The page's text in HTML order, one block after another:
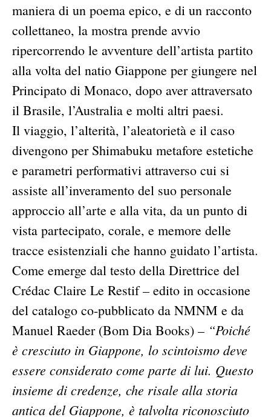
maniera di un poema epico, e di un racconto
collettaneo, la mostra prende avvio
ripercorrendo le avventure dell’artista partito
alla volta del natio Giappone per giungere nel
Principato di Monaco, dopo aver attraversato
il Brasile, l’Australia e molti altri paesi.
Il viaggio, l’alterità, l’aleatorietà e il caso
divengono per Shimabuku metafore estetiche
e parametri performativi attraverso cui si
assiste all’inveramento del suo personale
approccio all’arte e alla vita, da un punto di
vista partecipato, corale, e memore delle
tracce esistenziali che hanno guidato l’artista.
Come emerge dal testo della Direttrice del
Crédac Claire Le Restif – edito in occasione
del catalogo co-pubblicato da NMNM e da
Manuel Raeder (Bom Dia Books) – “Poiché
è cresciuto in Giappone, lo scintoismo deve
essere considerato come parte di lui. Questo
insieme di credenze, che risale alla storia
antica del Giappone, è talvolta riconosciuto